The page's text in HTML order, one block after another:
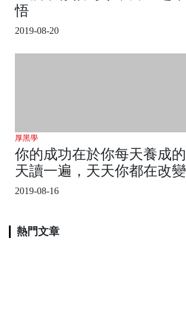
悟
2019-08-20
厚黑學
你的成功在於你每天養成
天讀一遍，天天你都在改變
2019-08-16
熱門文章